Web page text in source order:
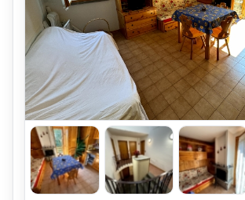
verrà effettuato a fine periodo di Locazione;
All'ingresso del Periodo di Locazione,
viene richiesto un importo di € 300, a titolo di
danni;
La Cauzione verrà restituita a fine periodo di
previo il saldo delle spese dei consumi,
ed il controllo degli eventuali danni arrecati.